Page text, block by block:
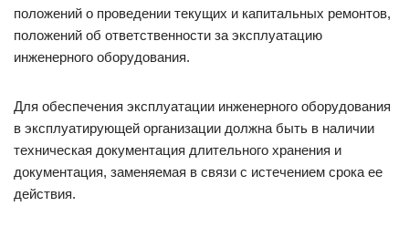
положений о проведении текущих и капитальных ремонтов,
положений об ответственности за эксплуатацию
инженерного оборудования.
Для обеспечения эксплуатации инженерного оборудования
в эксплуатирующей организации должна быть в наличии
техническая документация длительного хранения и
документация, заменяемая в связи с истечением срока ее
действия.